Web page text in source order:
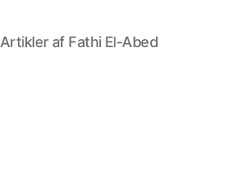
Artikler af Fathi El-Abed